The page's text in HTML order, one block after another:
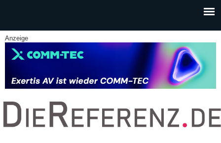
Anzeige